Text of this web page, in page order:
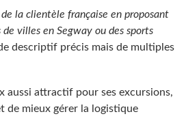
la clientèle française en proposant
villes en Segway ou des sports
descriptif précis mais de multiples
aussi attractif pour ses excursions,
de mieux gérer la logistique